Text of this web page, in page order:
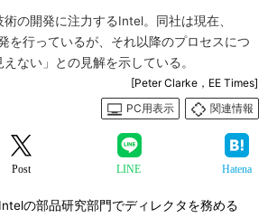
の開発に注力するIntel。同社は現在、
を行っているが、それ以降のプロセスにつ
ない」との見解を示している。
[Peter Clarke，EE Times]
PC用表示
関連情報
Post LINE Hatena
の部品研究部門でディレクタを務める